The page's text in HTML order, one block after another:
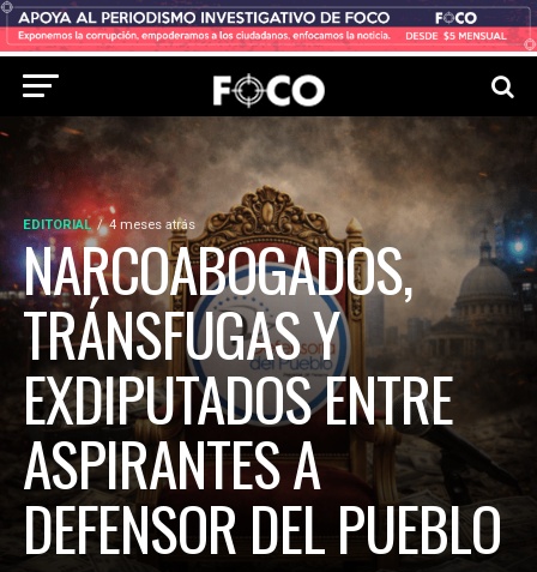
EDITORIAL 4 meses atrás
NARCOABOGADOS,
TRÁNSFUGAS Y
EXDIPUTADOS ENTRE
ASPIRANTES A
DEFENSOR DEL PUEBLO